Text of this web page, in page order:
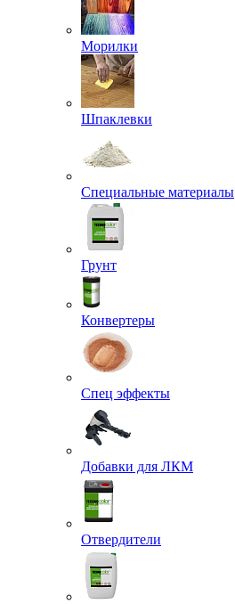
Морилки
Шпаклевки
Специальные материалы
Грунт
Конвертеры
Спец эффекты
Добавки для ЛКМ
Отвердители